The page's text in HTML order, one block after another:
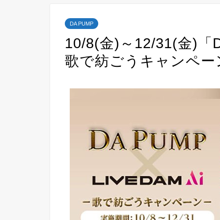
DA PUMP
10/8(金)～12/31(金)「
歌で紡ごうキャンペー